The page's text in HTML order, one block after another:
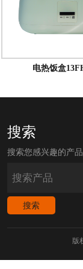
电热饭盒
搜索
搜索您感兴趣的产品
版